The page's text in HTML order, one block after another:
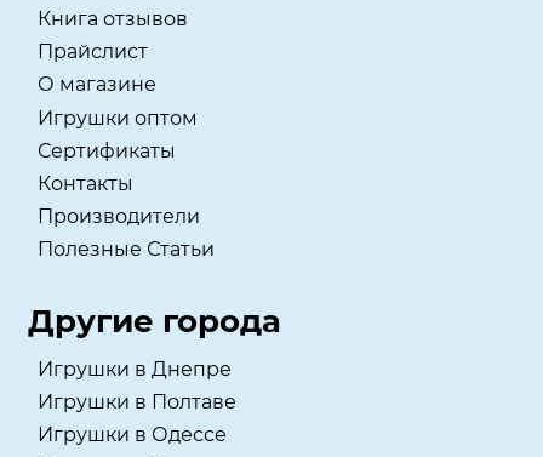
Книга отзывов
Прайслист
О магазине
Игрушки оптом
Сертификаты
Контакты
Производители
Полезные Статьи
Другие города
Игрушки в Днепре
Игрушки в Полтаве
Игрушки в Одессе